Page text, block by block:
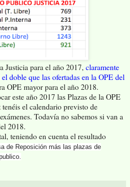
Justicia para el año 2017, claramente
doble que las ofertadas en la OPE del
OPE mayor para el año 2018.
este año 2017 las Plazas de la OPE
el calendario previsto de
Todavía no sabemos si van a
2018.
teniendo en cuenta el resultado
de Reposición más las plazas de